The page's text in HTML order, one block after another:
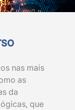
nas mais
as
da
que